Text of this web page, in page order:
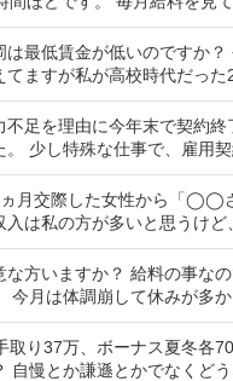
い、副業しなくて済むし、お
は最低賃金が低いのですか？
てますが私が高校時代だった
ァミレスで働いてましたよ！
不足を理由に今年末で契約終
。 少し特殊な仕事で、雇用契
形です。そのため、有給休暇
月交際した女性から「◯◯
入は私の方が多いと思うけど
なくなったとしたら、◯◯さ
な方いますか？ 給料の事な
今月は体調崩して休みが多
務 実働時間48時間 前払...
取り37万、ボーナス夏冬各
自慢とか謙遜とかでなくどう